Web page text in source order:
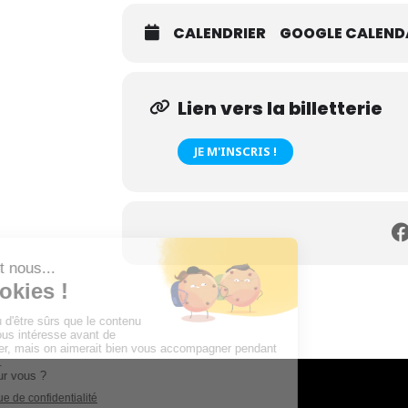
CALENDRIER GOOGLE
Lien vers la billetterie
JE M'INSCRIS !